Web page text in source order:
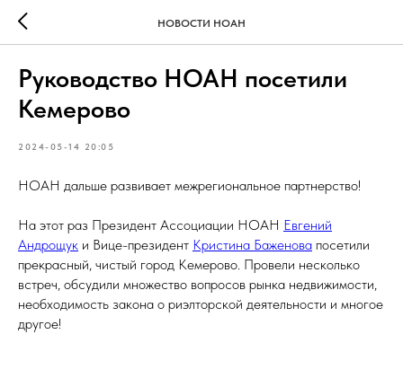
НОВОСТИ НОАН
Руководство НОАН посетили
Кемерово
2024-05-14 20:05
НОАН дальше развивает межрегиональное партнерство!
На этот раз Президент Ассоциации НОАН Евгений
Андрощук и Вице-президент Кристина Баженова посетили
прекрасный, чистый город Кемерово. Провели несколько
встреч, обсудили множество вопросов рынка недвижимости,
необходимость закона о риэлторской деятельности и многое
другое!